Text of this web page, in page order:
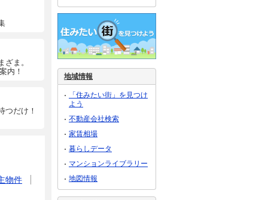
ま。
内！
つだけ！
物件
地域情報
「住みたい街」を見つけ
よう
不動産会社検索
家賃相場
暮らしデータ
マンションライブラリー
地図情報